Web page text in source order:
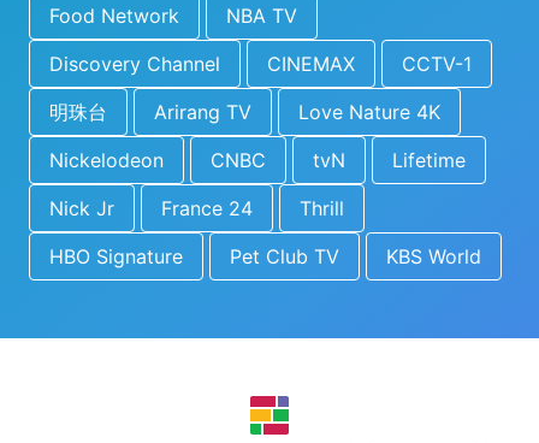
Food Network
NBA TV
Discovery Channel
CINEMAX
CCTV-1
明珠台
Arirang TV
Love Nature 4K
Nickelodeon
CNBC tvN
Lifetime
Nick Jr
France 24
Thrill
HBO Signature
Pet Club TV KBS World